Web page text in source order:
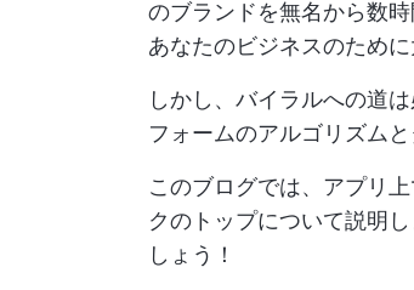
のブランドを無名から数
あなたのビジネスのため
しかし、バイラルへの道
フォームのアルゴリズム
このブログでは、アプリ
クのトップについて説明
しょう！